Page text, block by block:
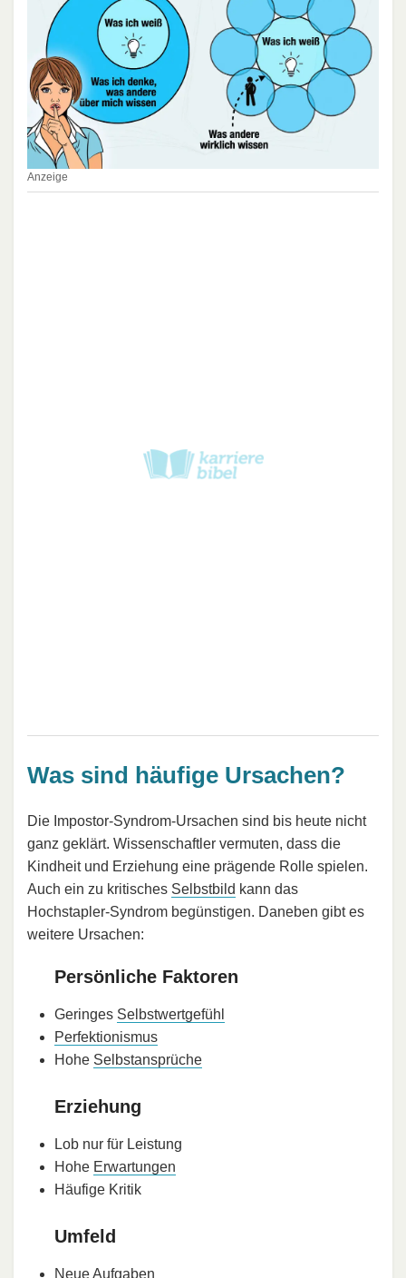
Anzeige
Was sind häufige Ursachen?
Die Impostor-Syndrom-Ursachen sind bis heute nicht
ganz geklärt. Wissenschaftler vermuten, dass die
Kindheit und Erziehung eine prägende Rolle spielen.
Auch ein zu kritisches Selbstbild kann das
Hochstapler-Syndrom begünstigen. Daneben gibt es
weitere Ursachen:
Persönliche Faktoren
Geringes Selbstwertgefühl
Perfektionismus
Hohe Selbstansprüche
Erziehung
Lob nur für Leistung
Hohe Erwartungen
Häufige Kritik
Umfeld
Neue Aufgaben